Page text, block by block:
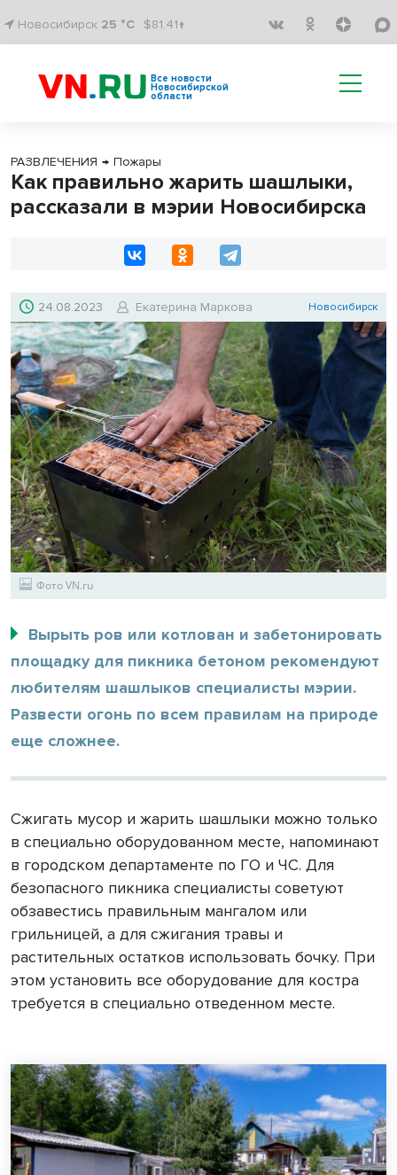
Новосибирск 25 °C $81.41↑
Все новости
Новосибирской
области
РАЗВЛЕЧЕНИЯ → Пожары
Как правильно жарить шашлыки,
рассказали в мэрии Новосибирска
24.08.2023 Екатерина Маркова Новосибирск
Фото VN.ru
Вырыть ров или котлован и забетонировать
площадку для пикника бетоном рекомендуют
любителям шашлыков специалисты мэрии.
Развести огонь по всем правилам на природе
еще сложнее.
Сжигать мусор и жарить шашлыки можно только
в специально оборудованном месте, напоминают
в городском департаменте по ГО и ЧС. Для
безопасного пикника специалисты советуют
обзавестись правильным мангалом или
грильницей, а для сжигания травы и
растительных остатков использовать бочку. При
этом установить все оборудование для костра
требуется в специально отведенном месте.